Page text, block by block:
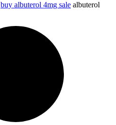
buy albuterol 4mg sale albuterol